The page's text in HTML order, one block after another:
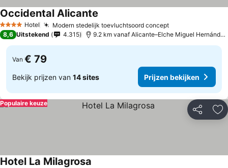
4 SterrenHotel Modern stedelijk toevluchtsoord concept
Occidental Alicante
8,6 Uitstekend 4.315 9.2 km vanaf Alicante–Elche Miguel Hernández Airport
Van € 79
Bekijk prijzen van 14 sites Prijzen bekijken
Delen
Populaire keuze
Hotel La Milagrosa